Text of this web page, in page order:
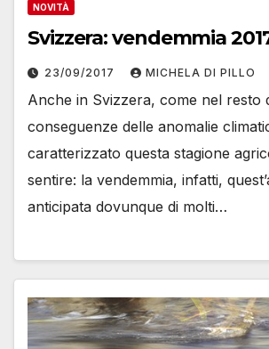
NOVITÀ
Svizzera: vendemmia
23/09/2017 MICHELA DI PILLO
Anche in Svizzera, come nel resto
conseguenze delle anomalie
caratterizzato questa stagione
sentire: la vendemmia, infatti,
anticipata dovunque di molti…